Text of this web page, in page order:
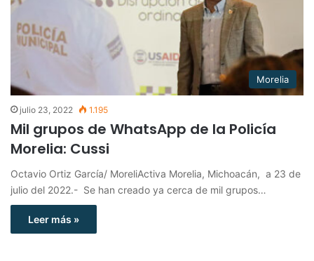
Morelia
julio 23, 2022 1.195
Mil grupos de WhatsApp de la Policía
Morelia: Cussi
Octavio Ortiz García/ MoreliActiva Morelia, Michoacán, a 23 de
julio del 2022.- Se han creado ya cerca de mil grupos…
Leer más »